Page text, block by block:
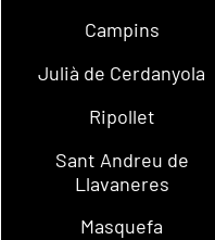
Campins
Julià de Cerdanyola
Ripollet
Sant Andreu de
Llavaneres
Masquefa